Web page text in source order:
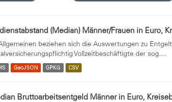
(Median) Männer/Frauen in Euro,
beziehen sich die Auswertungen zu
Vollzeitbeschäftigte der sog....
GeoJSON GPKG CSV
Bruttoarbeitsentgeld Männer in Euro,